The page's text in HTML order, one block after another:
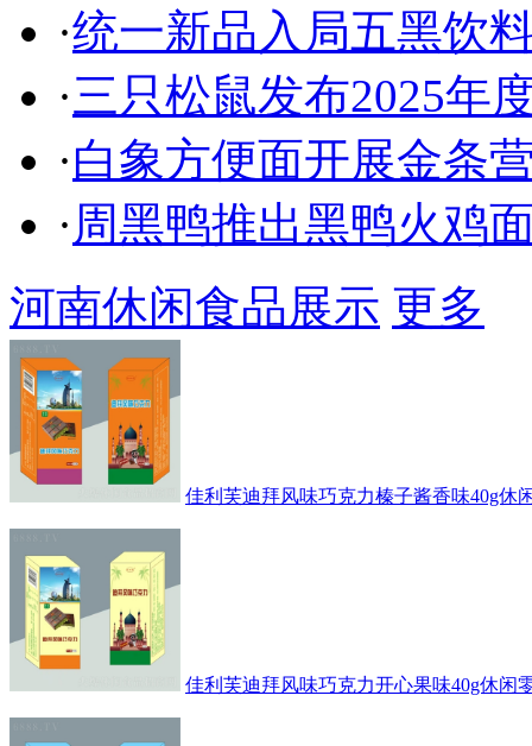
·统一新品入局五黑饮
·三只松鼠发布2025年
·白象方便面开展金条
·周黑鸭推出黑鸭火鸡
河南休闲食品展示 更多
佳利芙迪拜风味巧克力榛子酱香味40g休
佳利芙迪拜风味巧克力开心果味40g休闲